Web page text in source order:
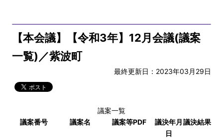
【本会議】【令和3年】12月会議(議案
一覧)／紫波町
最終更新日：2023年03月29日
議案一覧
議案番号
議案名 議案等PDF
議決年月
日
議決結果